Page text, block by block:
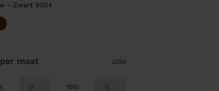
- Zwart 9504
per maat uitleg
: 160: